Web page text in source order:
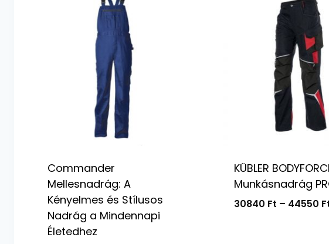
Commander
Mellesnadrág: A
Kényelmes és Stílusos
Nadrág a Mindennapi
Életedhez
KÜBLER
Munkásnadrág
30840 Ft – 44550